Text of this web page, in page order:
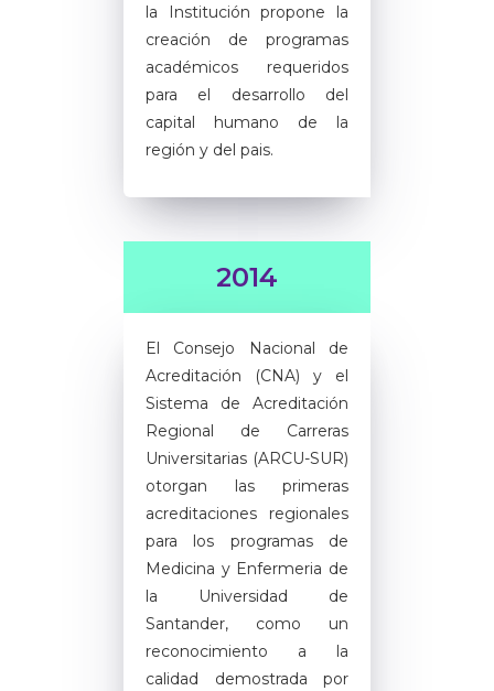
la Institución propone la
creación de programas
académicos requeridos
para el desarrollo del
capital humano de la
región y del pais.
2014
El Consejo Nacional de
Acreditación (CNA) y el
Sistema de Acreditación
Regional de Carreras
Universitarias (ARCU-SUR)
otorgan las primeras
acreditaciones regionales
para los programas de
Medicina y Enfermeria de
la Universidad de
Santander, como un
reconocimiento a la
calidad demostrada por